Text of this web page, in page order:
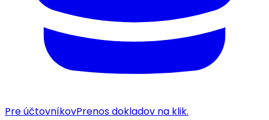
Pre účtovníkovPrenos dokladov na klik.